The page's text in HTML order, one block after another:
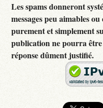
Les spams donneront
messages peu aimables
purement et simplement
publication ne pourra être
réponse dûment justifié.